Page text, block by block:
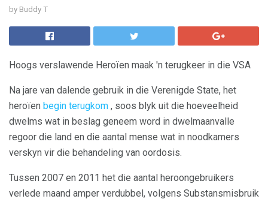
by Buddy T
Hoogs verslawende Heroïen maak 'n terugkeer in die VSA
Na jare van dalende gebruik in die Verenigde State, het
heroïen begin terugkom , soos blyk uit die hoeveelheid
dwelms wat in beslag geneem word in dwelmaanvalle
regoor die land en die aantal mense wat in noodkamers
verskyn vir die behandeling van oordosis.
Tussen 2007 en 2011 het die aantal heroongebruikers
verlede maand amper verdubbel, volgens Substansmisbruik